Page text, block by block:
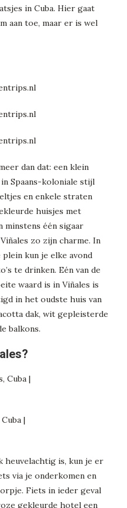
in Cuba. Hier gaat
aan toe, maar er is wel
dan dat: een klein
Spaans-koloniale stijl
en enkele straten
huisjes met
minstens één sigaar
zo zijn charme. In
kun je elke avond
te drinken. Eén van de
waard is in Viñales is
in het oudste huis van
dak, wit gepleisterde
balkons.
heuvelachtig is, kun je er
via je onderkomen en
Fiets in ieder geval
gekleurde hotel een